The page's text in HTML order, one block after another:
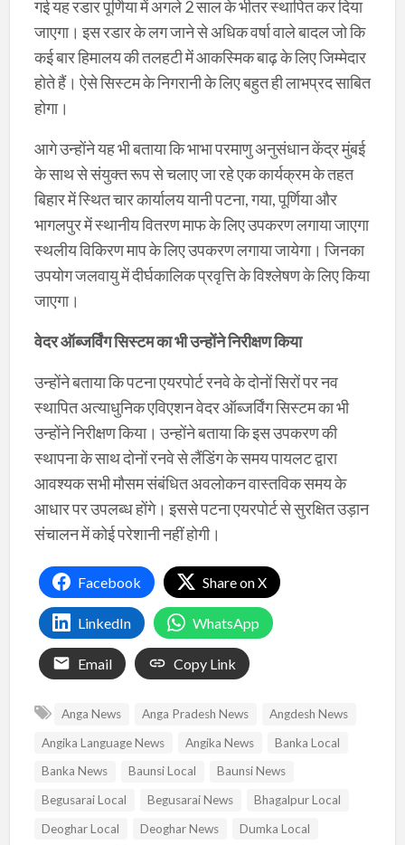
गई यह रडार पूर्णिया में अगले 2 साल के भीतर स्थापित कर दिया
जाएगा। इस रडार के लग जाने से अधिक वर्षा वाले बादल जो कि
कई बार हिमालय की तलहटी में आकस्मिक बाढ़ के लिए जिम्मेदार
होते हैं। ऐसे सिस्टम के निगरानी के लिए बहुत ही लाभप्रद साबित
होगा।
आगे उन्होंने यह भी बताया कि भाभा परमाणु अनुसंधान केंद्र मुंबई
के साथ से संयुक्त रूप से चलाए जा रहे एक कार्यक्रम के तहत
बिहार में स्थित चार कार्यालय यानी पटना, गया, पूर्णिया और
भागलपुर में स्थानीय वितरण माफ के लिए उपकरण लगाया जाएगा
स्थलीय विकिरण माप के लिए उपकरण लगाया जायेगा। जिनका
उपयोग जलवायु में दीर्घकालिक प्रवृत्ति के विश्लेषण के लिए किया
जाएगा।
वेदर ऑब्जर्विंग सिस्टम का भी उन्होंने निरीक्षण किया
उन्होंने बताया कि पटना एयरपोर्ट रनवे के दोनों सिरों पर नव
स्थापित अत्याधुनिक एविएशन वेदर ऑब्जर्विंग सिस्टम का भी
उन्होंने निरीक्षण किया। उन्होंने बताया कि इस उपकरण की
स्थापना के साथ दोनों रनवे से लैंडिंग के समय पायलट द्वारा
आवश्यक सभी मौसम संबंधित अवलोकन वास्तविक समय के
आधार पर उपलब्ध होंगे। इससे पटना एयरपोर्ट से सुरक्षित उड़ान
संचालन में कोई परेशानी नहीं होगी।
Facebook Share on X
LinkedIn WhatsApp
Email Copy Link
Anga News Anga Pradesh News
Angdesh News
Angika Language News
Angika News
Banka Local
Banka News
Baunsi Local
Baunsi News
Begusarai Local
Begusarai News
Bhagalpur Local
Deoghar Local
Deoghar News
Dumka Local